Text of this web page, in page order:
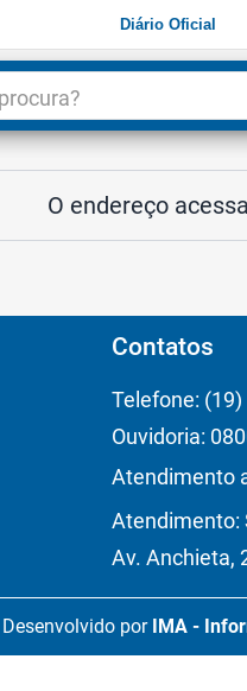
Diário Oficial
O endereço
Contatos
Telefone:
Ouvidoria:
Atendimento
Atendimento:
Av. Anchieta,
Desenvolvido por IMA -